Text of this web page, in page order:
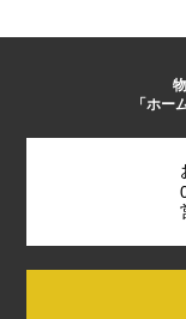
「ホー